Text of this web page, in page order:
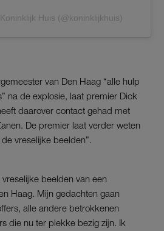
Huis (@koninklijkhuis)
van Den Haag “alle hulp
na de explosie, laat premier Dick
daarover contact gehad met
De premier laat verder weten
vreselijke beelden”.
beelden van een
Haag. Mijn gedachten gaan
alle andere betrokkenen
die nu ter plekke bezig zijn. Ik